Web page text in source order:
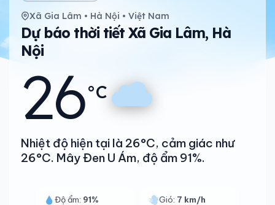
Xã Gia Lâm • Hà Nội • Việt Nam
Dự báo thời tiết Xã Gia Lâm, Hà
Nội
26°C
Nhiệt độ hiện tại là 26°C, cảm giác như
26°C. Mây Đen U Ám, độ ẩm 91%.
Độ ẩm: 91% Gió: 7 km/h